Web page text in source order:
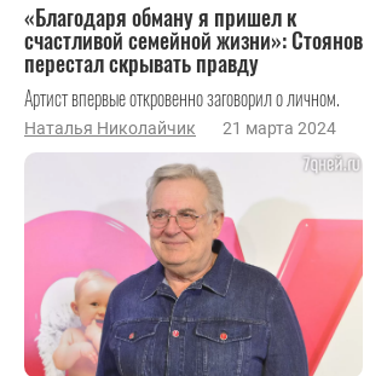
«Благодаря обману я пришел к
счастливой семейной жизни»: Стоянов
перестал скрывать правду
Артист впервые откровенно заговорил о личном.
Наталья Николайчик 21 марта 2024